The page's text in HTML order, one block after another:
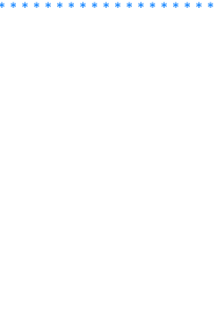
* * * * * * * * * * * * * * * * * *